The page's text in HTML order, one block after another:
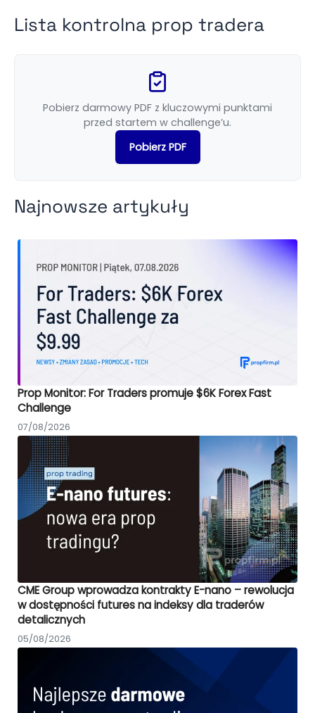
Lista kontrolna prop tradera
Pobierz darmowy PDF z kluczowymi punktami
przed startem w challenge’u.
Pobierz PDF
Najnowsze artykuły
Prop Monitor: For Traders promuje $6K Forex Fast
Challenge
07/08/2026
CME Group wprowadza kontrakty E-nano – rewolucja
w dostępności futures na indeksy dla traderów
detalicznych
05/08/2026